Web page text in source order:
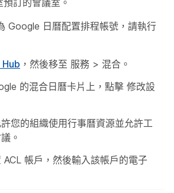
訂的會議室。
Google 日曆配置排程帳號，請執行
，然後移至 服務 > 混合 。
的混合日曆卡片上，點擊 修改設
您的組織使用行事曆資源並允許工
。
ACL 帳戶，然後輸入該帳戶的電子